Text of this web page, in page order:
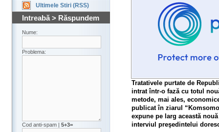
Ultimele Stiri (RSS)
Intreabă > Răspundem
Nume:
Problema:
Cod anti-spam | 5+3=
Tratativele purtate de
intrat într-o fază cu totul
metode, mai ales,
publicat în ziarul
expune pe larg această
interviul preşedintelui